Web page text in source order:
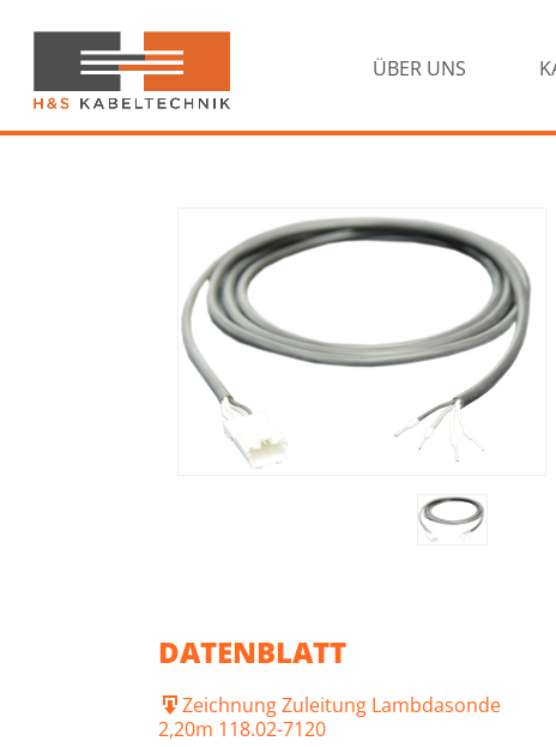
Hauptnavigation
springen
springen
H&S
Kabeltechnik
ÜBER UNS
DATENBLATT
Zeichnung Zuleitung Lambdasonde
2,20m 118.02-7120